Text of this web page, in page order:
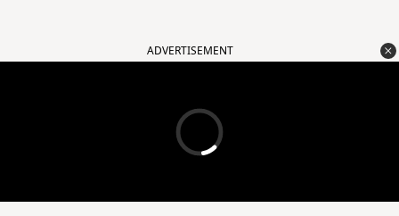
ADVERTISEMENT